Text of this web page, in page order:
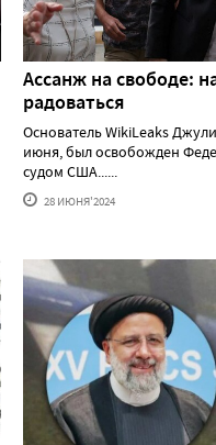
Ассанж на свободе:
радоваться
Основатель WikiLeaks
июня, был освобожден
судом США......
28 ИЮНЯ'2024